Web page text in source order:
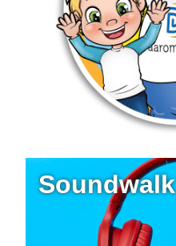
Soundwalk